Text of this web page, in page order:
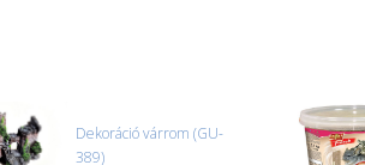
Dekoráció várrom (GU-
389)